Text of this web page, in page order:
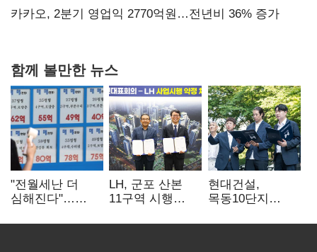
만에 다시 40%대
카카오, 2분기 영업익 2770억원…전년비 36% 증가
함께 볼만한 뉴스
"전월세난 더
심해진다"…
LH, 군포 산본
11구역 시행
공급
현대건설,
목동10단지
출사표